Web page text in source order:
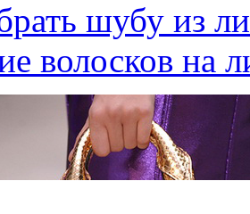
шубу из
волосков на